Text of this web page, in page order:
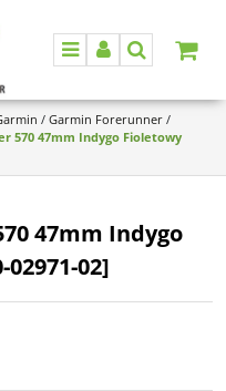
MenuPanelSzukaj
/ Garmin Forerunner /
570 47mm Indygo Fioletowy
47mm Indygo
02]